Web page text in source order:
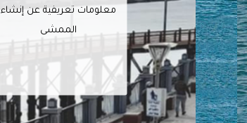
معلومات تعريفية عن إنشاء
الممشى